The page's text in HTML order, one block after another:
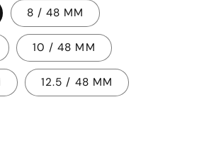
8 / 48 MM
10 / 48 MM
12.5 / 48 MM